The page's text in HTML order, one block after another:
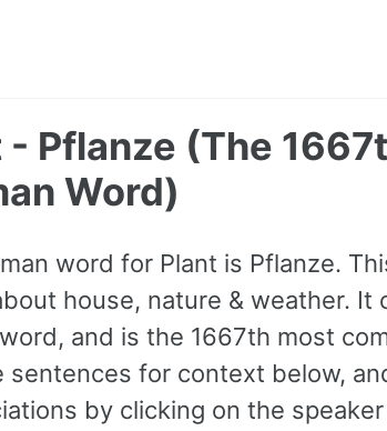
- Pflanze (The
Word)
word for Plant is Pflanze.
house, nature & weather. It
and is the 1667th most
sentences for context below,
by clicking on the